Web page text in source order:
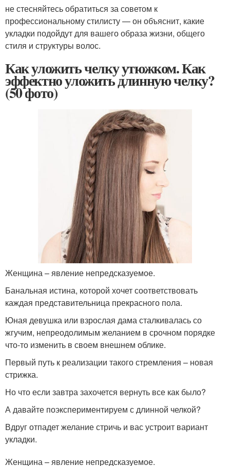
не стесняйтесь обратиться за советом к
профессиональному стилисту — он объяснит, какие
укладки подойдут для вашего образа жизни, общего
стиля и структуры волос.
Как уложить челку утюжком. Как
эффектно уложить длинную челку?
(50 фото)
Женщина – явление непредсказуемое.
Банальная истина, которой хочет соответствовать
каждая представительница прекрасного пола.
Юная девушка или взрослая дама сталкивалась со
жгучим, непреодолимым желанием в срочном порядке
что-то изменить в своем внешнем облике.
Первый путь к реализации такого стремления – новая
стрижка.
Но что если завтра захочется вернуть все как было?
А давайте поэкспериментируем с длинной челкой?
Вдруг отпадет желание стричь и вас устроит вариант
укладки.
Женщина – явление непредсказуемое.